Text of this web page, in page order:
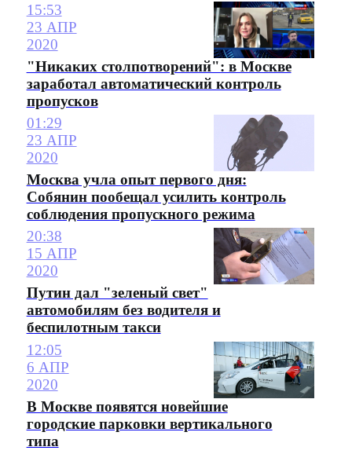
15:53
23 АПР
2020
"Никаких столпотворений": в Москве
заработал автоматический контроль
пропусков
01:29
23 АПР
2020
Москва учла опыт первого дня:
Собянин пообещал усилить контроль
соблюдения пропускного режима
20:38
15 АПР
2020
Путин дал "зеленый свет"
автомобилям без водителя и
беспилотным такси
12:05
6 АПР
2020
В Москве появятся новейшие
городские парковки вертикального
типа